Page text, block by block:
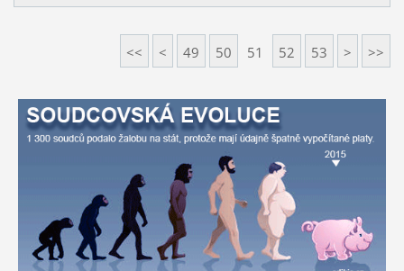
<< < 49 50 51 52 53 > >>